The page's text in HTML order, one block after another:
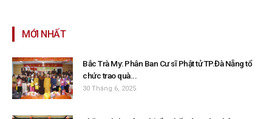
MỚI NHẤT
Bắc Trà My: Phân Ban Cư sĩ Phật tử TP.Đà Nẵng tổ
chức trao quà...
30 Tháng 6, 2025